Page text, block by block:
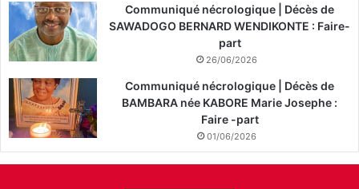
Communiqué nécrologique | Décès de
SAWADOGO BERNARD WENDIKONTE : Faire-
part
26/06/2026
Communiqué nécrologique | Décès de
BAMBARA née KABORE Marie Josephe :
Faire -part
01/06/2026